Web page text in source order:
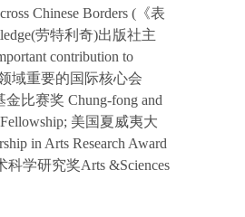
Chinese Borders (《表
(劳特利奇)出版社主
contribution to
域重要的国际核心会
金比赛奖 Chung-fong and
; 美国夏威夷大
in Arts Research Award
科学研究奖Arts &Sciences